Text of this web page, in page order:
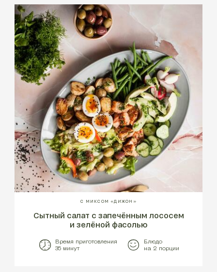
С МИКСОМ «ДИЖОН»
Сытный салат с запечённым лососем
и зелёной фасолью
Время приготовления
35 минут
Блюдо
на 2 порции